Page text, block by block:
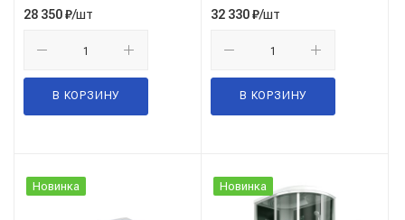
28 350₽/шт
В КОРЗИНУ
32 330₽/шт
В КОРЗИНУ
Новинка Новинка